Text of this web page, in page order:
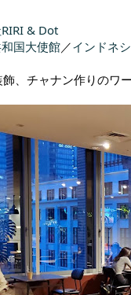
& Dot
国大使館／インドネ
、チャナン作りのワ